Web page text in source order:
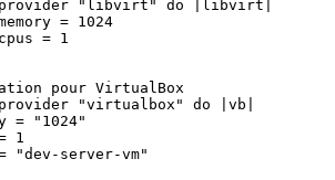
provider " libvirt " do libvirt
= 1024
cpus = 1
pour VirtualBox
provider "virtualbox " do vb
= " 1024"
1
"dev-server-vm"